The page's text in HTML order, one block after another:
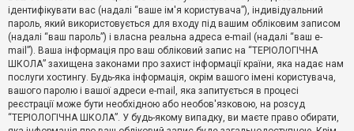
е
м
и
П
о
ш
у
ідентифікувати вас (надалі “ваше ім'я користувача”), індивідуальний
пароль, який використовується для входу під вашим обліковим записом
(надалі “ваш пароль”) і власна реальна адреса e-mail (надалі “ваш e-
mail”). Ваша інформація про ваш обліковий запис на “ТЕРІОЛОГІЧНА
ШКОЛА” захищена законами про захист інформації країни, яка надає нам
послуги хостингу. Будь-яка інформація, окрім вашого імені користувача,
вашого паролю і вашої адреси e-mail, яка запитується в процесі
реєстрації може бути необхідною або необов'язковою, на розсуд
“ТЕРІОЛОГІЧНА ШКОЛА”. У будь-якому випадку, ви маєте право обирати,